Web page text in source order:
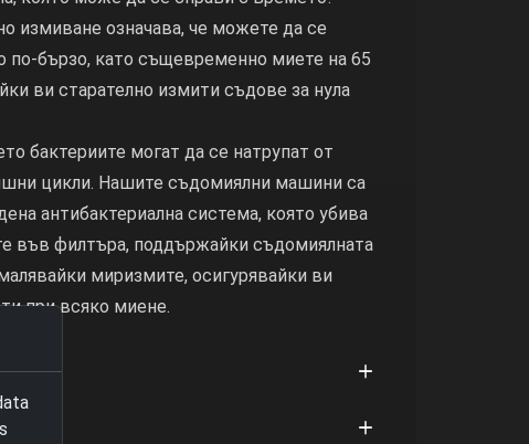
измиване означава, че можете да се
по-бързо, като същевременно миете на 65
ви старателно измити съдове за нула
бактериите могат да се натрупат от
цикли. Нашите съдомиялни машини са
антибактериална система, която убива
във филтъра, поддържайки съдомиялната
миризмите, осигурявайки ви
при всяко миене.